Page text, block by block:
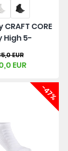
CORE
High 5-
EUR
EUR
-47%